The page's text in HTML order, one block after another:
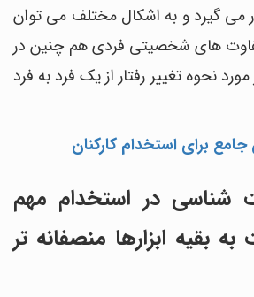
می گیرد و به اشکال مختلف می توان
های شخصیتی فردی هم چنین در
مورد نحوه تغییر رفتار از یک فرد به فرد
برای استخدام کارکنان
در استخدام مهم
بقیه ابزارها منصفانه تر